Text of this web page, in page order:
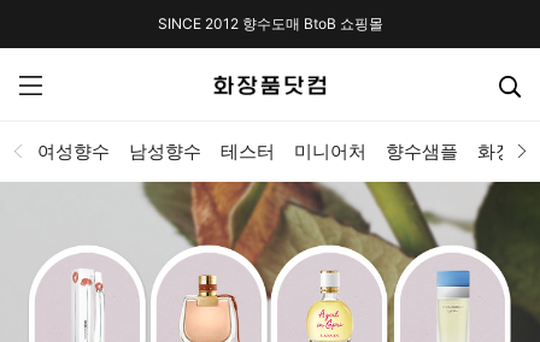
SINCE 2012 향수도매 BtoB 쇼핑몰
여성향수 남성향수 테스터 미니어처 향수샘플 화장품